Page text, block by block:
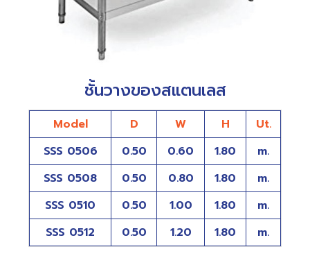
ชั้นวางของสแตนเลส
Model D W H
Ut.
SSS 0506
0.50 0.60 1.80
m.
SSS 0508
0.50 0.80 1.80
m.
SSS 0510
0.50 1.00 1.80
m.
SSS 0512
0.50 1.20 1.80 m.